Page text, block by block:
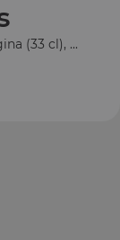
(33 cl), ...